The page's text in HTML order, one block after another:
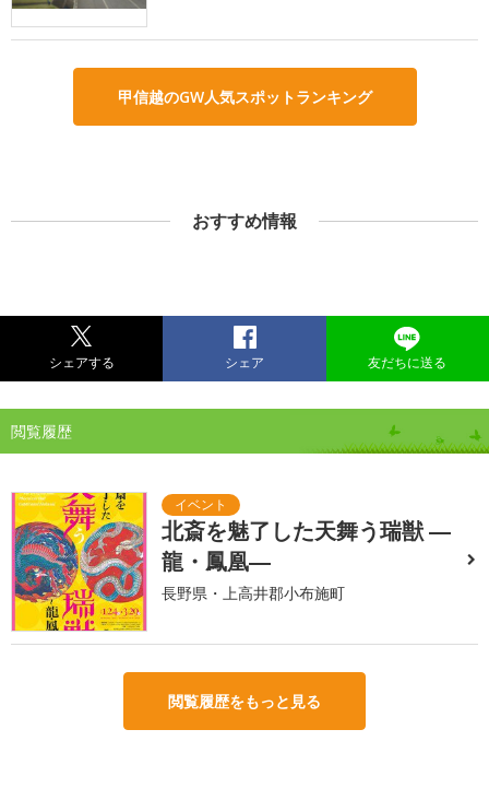
甲信越のGW人気スポットランキング
おすすめ情報
シェアする シェア 友だちに送る
閲覧履歴
北斎を魅了した天舞う瑞獣 ―
龍・鳳凰―
長野県・上高井郡小布施町
閲覧履歴をもっと見る